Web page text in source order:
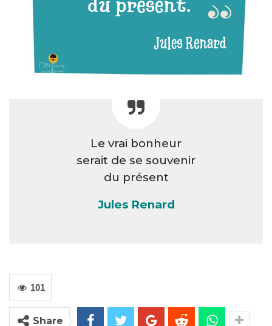
Le vrai bonheur
serait de se souvenir
du présent
Jules Renard
101
Share